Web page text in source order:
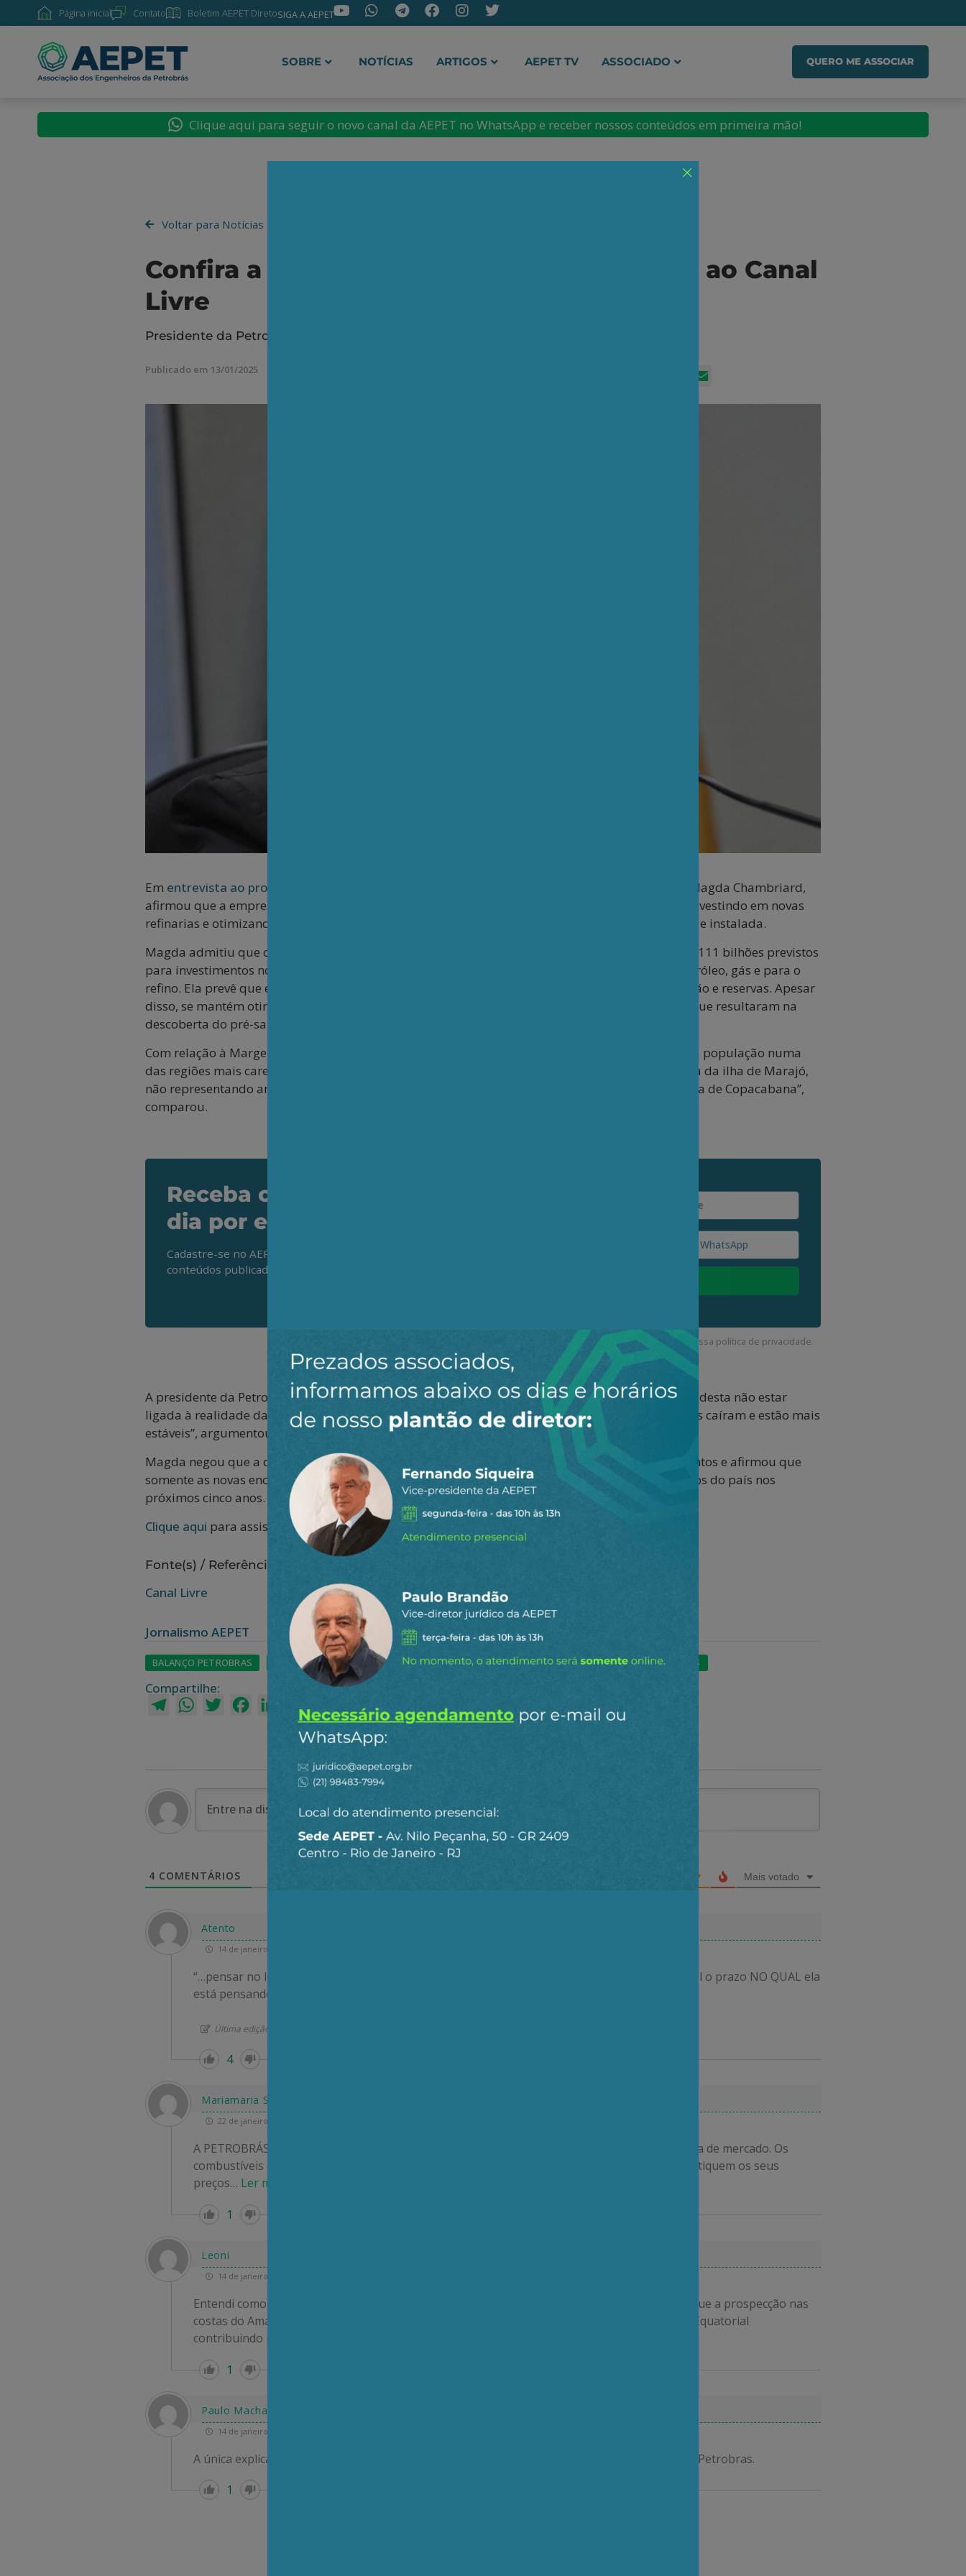
Página inicial Contato Boletim AEPET DiretoSIGA A AEPET
SOBRE NOTÍCIAS ARTIGOS AEPET TV ASSOCIADO QUERO ME ASSOCIAR
Clique aqui para seguir o novo canal da AEPET no WhatsApp e receber nossos conteúdos em primeira mão!
Voltar para Notícias
Confira a entrevista de Magda Chambriard ao Canal
Livre
Presidente da Petrobrás garante que estatal voltou a pensar no longo prazo
Publicado em 13/01/2025 FacebookLinkedIn
Em entrevista ao programa Canal Livre
dia 29 de dezembro último, a presidente da Petrobrás, Magda Chambriard,
afirmou que a empresa busca contribuir com a autossuficiência do país na produção de diesel investindo em novas
refinarias e otimizando a produção das já existentes, que estão operando com 97% da capacidade instalada.
Magda admitiu que o país precisa aumentar suas reservas estratégicas e destacou que, dos US$ 111 bilhões previstos
para investimentos nos próximos cinco anos, US$ 80 bilhões serão destinados à produção de petróleo, gás e para o
refino. Ela prevê que em 2035 o Brasil não será mais autossuficiente se não expandir sua produção e reservas. Apesar
disso, se mantém otimista e lembra que nenhuma empresa privada teria feito os investimentos que resultaram na
descoberta do pré-sal.
Com relação à Margem Equatorial, Magda afirmou estar segura de que a produção beneficiará a população numa
das regiões mais carentes do país e que aquelas reservas estariam a mais de 500 km de distância da ilha de Marajó,
não representando ameaça, como muitos pensam. “É o dobro da distância do pré-sal para a praia de Copacabana”,
comparou.
Receba os destaques do
dia por e-mail
Cadastre-se no AEPET Direto para receber os principais
conteúdos publicados em nosso site.
Ao clicar em “Cadastrar” você aceita receber nossos e-mails e concorda com a nossa política de privacidade.
A presidente da Petrobrás insistiu na defesa da nova política de preços dos combustíveis, apesar desta não estar
ligada à realidade da autossuficiência, que permitiria a prática de preços mais baixos. “Os preços caíram e estão mais
estáveis”, argumentou.
Magda negou que a distribuição de dividendos estaria sendo feita em detrimento dos investimentos e afirmou que
somente as novas encomendas da companhia irão gerar 35 mil empregos nos diferentes estaleiros do país nos
próximos cinco anos.
Clique aqui para assistir
Fonte(s) / Referência(s):
Canal Livre
Jornalismo AEPET
BALANÇO PETROBRAS CANAL LIVRE MAGDA CHAMBRIARD PETROBRAS PLANO ESTRATEGICO PETROBRAS
Compartilhe:
TelegramWhatsAppTwitterFacebook
4 COMENTÁRIOS Mais votado
Atento
14 de janeiro de 2025 12:11
“…pensar no longo prazo”?? No longo prazo de pagamento? No longo prazo de entrega? Qual o prazo NO QUAL ela
está pensando? Ora, nenhum, o que ela queria dizer é que a Companhia vai voltar
Última edição de 1 ano atrás por Atento
4
Mariamaria Santana de Brito
22 de janeiro de 2025 10:30
A PETROBRÁS é uma empresa de economia mista, e os preços praticados trata-se de economia de mercado. Os
combustíveis e seus derivados no Brasil, não é monopólio, portanto, os concorrentes que pratiquem os seus
preços… Ler mais »
1
Leoni
14 de janeiro de 2025 22:48
Entendi como corretíssima a colocação da atual presidenta da Petrobras Magda Chambriard que a prospecção nas
costas do Amapá está atrasada dez anos, e em continuar insistindo na prospecção na região Equatorial
contribuindo para o
1
Paulo Machado
14 de janeiro de 2025 17:59
A única explicação para a demora da margem equatorial $ó podem ser as propo$ta$ pífia$ da Petrobras.
1